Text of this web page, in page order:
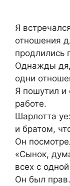
Я
отношения
продлились
Однажды
одни
Я пошутил и
работе.
Шарлотта
и братом,
Он
«Сынок,
всех с
Он был